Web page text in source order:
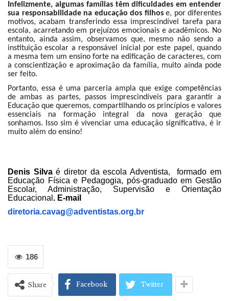
Infelizmente, algumas famílias têm dificuldades em entender
sua responsabilidade na educação dos filhose, por diferentes
motivos, acabam transferindo essa imprescindível tarefa para
escola, acarretando em prejuízos emocionais e acadêmicos. No
entanto, ainda assim, observamos que, mesmo não sendo a
instituição escolar a responsável inicial por este papel, quando
a mesma tem um ensino forte na edificação de caracteres, com
a conscientização e aproximação da família, muito ainda pode
ser feito.
Portanto, essa é uma parceria ampla que exige competências
de ambas as partes, passos imprescindíveis para garantir a
Educação que queremos, compartilhando os princípios e valores
essenciais na formação integral da nova geração que
sonhamos. Isso sim é vivenciar uma educação significativa, é ir
muito além do ensino!
Denis Silvaé diretor da escola Adventista, formado em
Educação Física e Pedagogia, pós-graduado em Gestão
Escolar, Administração, Supervisão e Orientação
Educacional . E-mail
diretoria.cavag@adventistas.org.br
186
Share Facebook Twitter